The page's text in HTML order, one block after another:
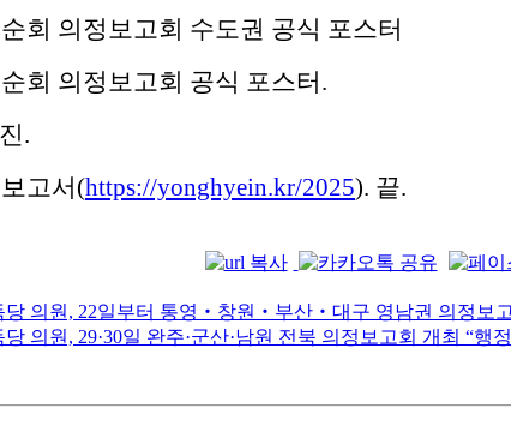
회 의정보고회 수도권 공식 포스터
회 의정보고회 공식 포스터.
.
고서(https://yonghyein.kr/2025). 끝.
당 의원, 22일부터 통영‧창원‧부산‧대구 영남권 의정보
의원, 29·30일 완주·군산·남원 전북 의정보고회 개최 “행